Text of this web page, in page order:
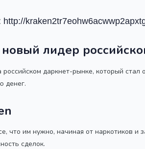
http://
лидер
даркнет-рынке, который
денег.
что им нужно, начиная от наркотиков
сделок.